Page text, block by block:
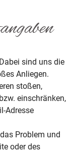
sind uns die
Anliegen.
stoßen,
einschränken,
Adresse
Problem und
oder des